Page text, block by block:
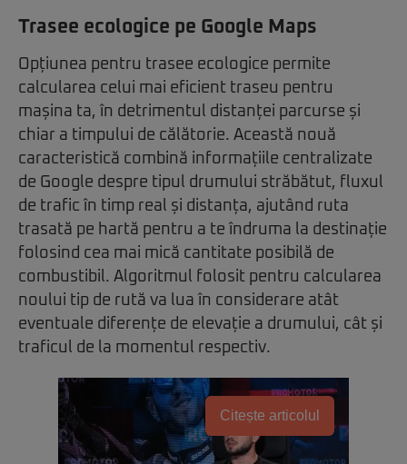
Trasee ecologice pe Google Maps
Opțiunea pentru trasee ecologice permite
calcularea celui mai eficient traseu pentru
mașina ta, în detrimentul distanței parcurse și
chiar a timpului de călătorie. Această nouă
caracteristică combină informațiile centralizate
de Google despre tipul drumului străbătut, fluxul
de trafic în timp real și distanța, ajutând ruta
trasată pe hartă pentru a te îndruma la destinație
folosind cea mai mică cantitate posibilă de
combustibil. Algoritmul folosit pentru calcularea
noului tip de rută va lua în considerare atât
eventuale diferențe de elevație a drumului, cât și
traficul de la momentul respectiv.
Citește articolul